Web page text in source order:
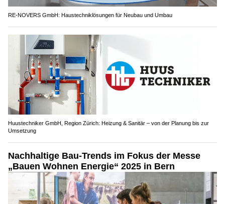
RE-NOVERS GmbH: Haustechniklösungen für Neubau und Umbau
Huustechniker GmbH, Region Zürich: Heizung & Sanitär – von der Planung bis zur
Umsetzung
Nachhaltige Bau-Trends im Fokus der Messe
„Bauen Wohnen Energie“ 2025 in Bern